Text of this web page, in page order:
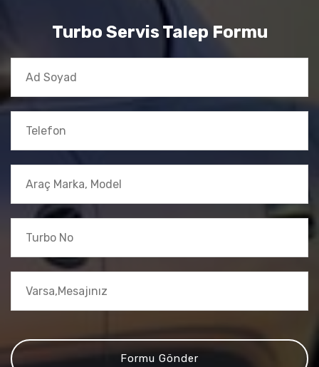
Turbo Servis Talep Formu